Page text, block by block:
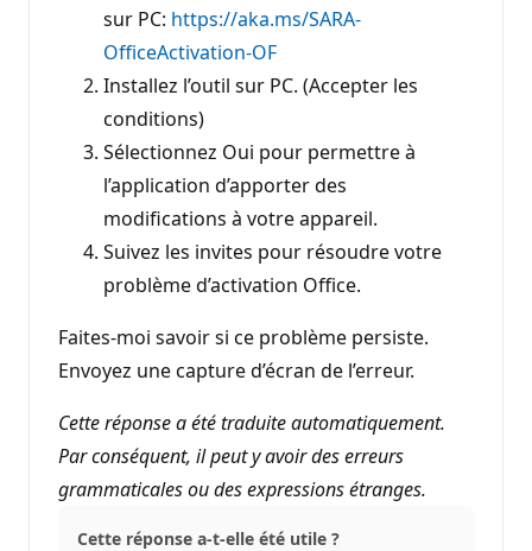
sur PC: https://aka.ms/SARA-
OfficeActivation-OF
Installez l’outil sur PC. (Accepter les
conditions)
Sélectionnez Oui pour permettre à
l’application d’apporter des
modifications à votre appareil.
Suivez les invites pour résoudre votre
problème d’activation Office.
Faites-moi savoir si ce problème persiste.
Envoyez une capture d’écran de l’erreur.
Cette réponse a été traduite automatiquement.
Par conséquent, il peut y avoir des erreurs
grammaticales ou des expressions étranges.
Cette réponse a-t-elle été utile ?